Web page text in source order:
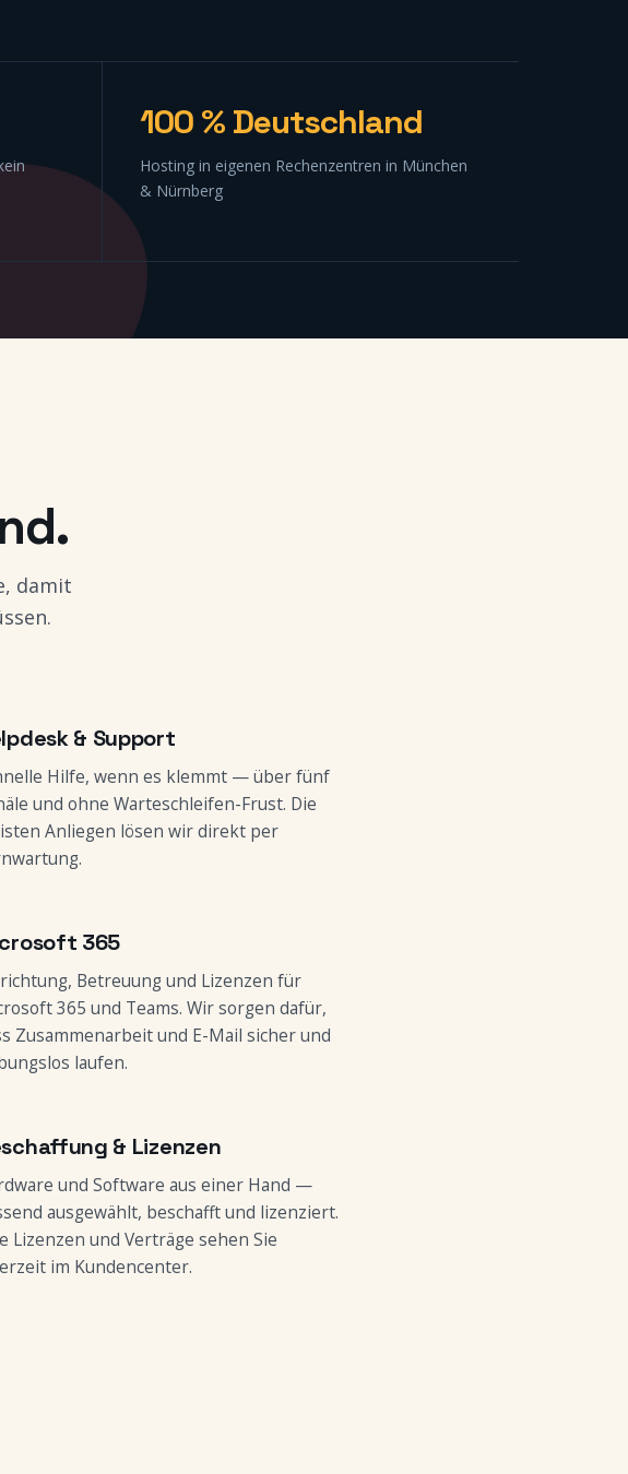
100 % Deutschland
Hosting in eigenen Rechenzentren in München
& Nürnberg
damit
& Support
Hilfe, wenn es klemmt — über fünf
und ohne Warteschleifen-Frust. Die
Anliegen lösen wir direkt per
365
Betreuung und Lizenzen für
365 und Teams. Wir sorgen dafür,
Zusammenarbeit und E-Mail sicher und
laufen.
& Lizenzen
und Software aus einer Hand —
ausgewählt, beschafft und lizenziert.
Lizenzen und Verträge sehen Sie
im Kundencenter.